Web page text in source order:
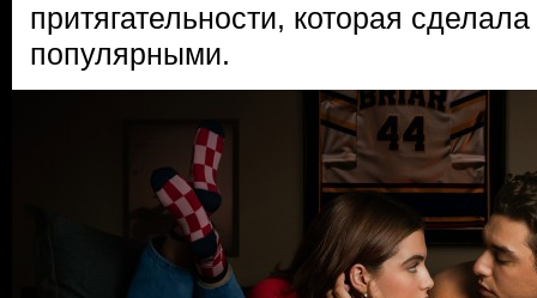
притягательности, которая
популярными.